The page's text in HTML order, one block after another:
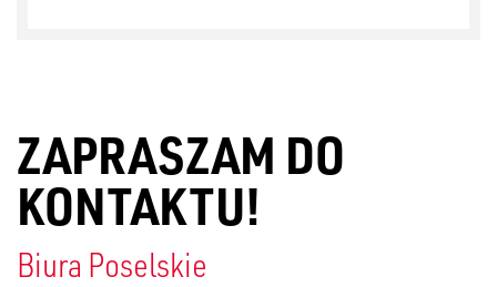
ZAPRASZAM DO
KONTAKTU!
Biura Poselskie